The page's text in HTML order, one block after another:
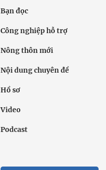
Bạn đọc
Công nghiệp hỗ trợ
Nông thôn mới
Nội dung chuyên đề
Hồ sơ
Video
Podcast